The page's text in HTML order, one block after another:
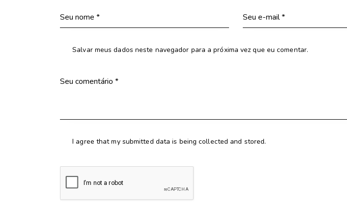
Salvar meus dados neste navegador para a próxima vez que eu comentar.
I agree that my submitted data is being collected and stored.